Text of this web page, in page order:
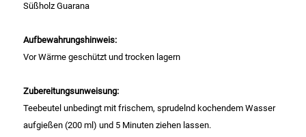
Geschirrreiniger
Gewürze
Gläser
Süßholz Guarana
Aufbewahrungshinweis:
Vor Wärme geschützt und trocken lagern
Zubereitungsunweisung:
Teebeutel unbedingt mit frischem, sprudelnd kochendem Wasser
aufgießen (200 ml) und 5 Minuten ziehen lassen.